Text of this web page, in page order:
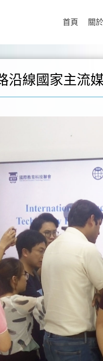
首頁 關
沿線國家主流